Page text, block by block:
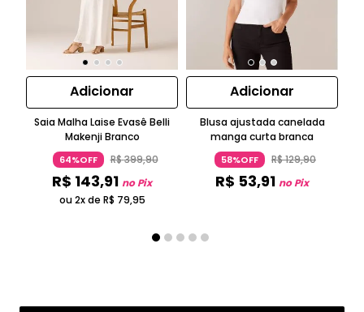
Adicionar
Saia Malha Laise Evasê Belli
Makenji Branco
64%OFF R$399,90
R$ 143,91 no Pix
ou 2x de R$ 79,95
Adicionar
Blusa ajustada canelada
manga curta branca
58%OFF R$129,90
R$ 53,91 no Pix